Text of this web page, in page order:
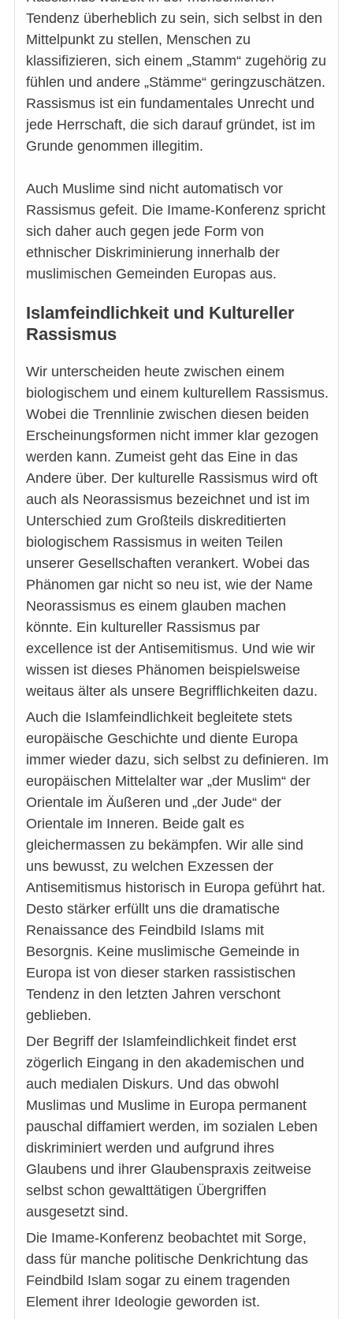
Tendenz überheblich zu sein, sich selbst in den
Mittelpunkt zu stellen, Menschen zu
klassifizieren, sich einem „Stamm“ zugehörig zu
fühlen und andere „Stämme“ geringzuschätzen.
Rassismus ist ein fundamentales Unrecht und
jede Herrschaft, die sich darauf gründet, ist im
Grunde genommen illegitim.
Auch Muslime sind nicht automatisch vor
Rassismus gefeit. Die Imame-Konferenz spricht
sich daher auch gegen jede Form von
ethnischer Diskriminierung innerhalb der
muslimischen Gemeinden Europas aus.
Islamfeindlichkeit und Kultureller
Rassismus
Wir unterscheiden heute zwischen einem
biologischem und einem kulturellem Rassismus.
Wobei die Trennlinie zwischen diesen beiden
Erscheinungsformen nicht immer klar gezogen
werden kann. Zumeist geht das Eine in das
Andere über. Der kulturelle Rassismus wird oft
auch als Neorassismus bezeichnet und ist im
Unterschied zum Großteils diskreditierten
biologischem Rassismus in weiten Teilen
unserer Gesellschaften verankert. Wobei das
Phänomen gar nicht so neu ist, wie der Name
Neorassismus es einem glauben machen
könnte. Ein kultureller Rassismus par
excellence ist der Antisemitismus. Und wie wir
wissen ist dieses Phänomen beispielsweise
weitaus älter als unsere Begrifflichkeiten dazu.
Auch die Islamfeindlichkeit begleitete stets
europäische Geschichte und diente Europa
immer wieder dazu, sich selbst zu definieren. Im
europäischen Mittelalter war „der Muslim“ der
Orientale im Äußeren und „der Jude“ der
Orientale im Inneren. Beide galt es
gleichermassen zu bekämpfen. Wir alle sind
uns bewusst, zu welchen Exzessen der
Antisemitismus historisch in Europa geführt hat.
Desto stärker erfüllt uns die dramatische
Renaissance des Feindbild Islams mit
Besorgnis. Keine muslimische Gemeinde in
Europa ist von dieser starken rassistischen
Tendenz in den letzten Jahren verschont
geblieben.
Der Begriff der Islamfeindlichkeit findet erst
zögerlich Eingang in den akademischen und
auch medialen Diskurs. Und das obwohl
Muslimas und Muslime in Europa permanent
pauschal diffamiert werden, im sozialen Leben
diskriminiert werden und aufgrund ihres
Glaubens und ihrer Glaubenspraxis zeitweise
selbst schon gewalttätigen Übergriffen
ausgesetzt sind.
Die Imame-Konferenz beobachtet mit Sorge,
dass für manche politische Denkrichtung das
Feindbild Islam sogar zu einem tragenden
Element ihrer Ideologie geworden ist.